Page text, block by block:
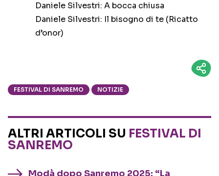
Daniele Silvestri: A bocca chiusa
Daniele Silvestri: Il bisogno di te (Ricatto
d’onor)
FESTIVAL DI SANREMO NOTIZIE
ALTRI ARTICOLI SU FESTIVAL DI
SANREMO
Modà dopo Sanremo 2025: “La